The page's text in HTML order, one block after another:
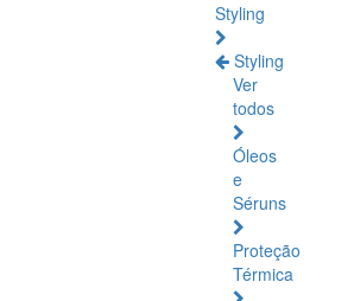
Styling
Styling
Ver
todos
Óleos
e
Séruns
Proteção
Térmica